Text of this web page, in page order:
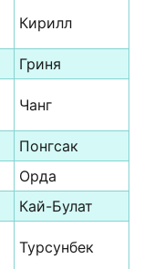
Кирилл
Гриня
Чанг
Понгсак
Орда
Кай-Булат
Турсунбек